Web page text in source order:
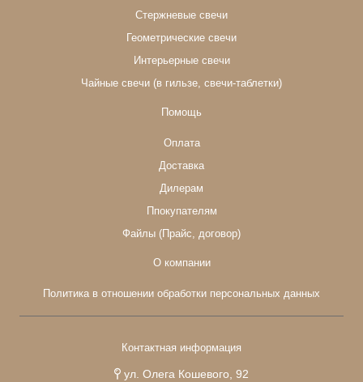
Стержневые свечи
Геометрические свечи
Интерьерные свечи
Чайные свечи (в гильзе, свечи-таблетки)
Помощь
Оплата
Доставка
Дилерам
Ппокупателям
Файлы (Прайс, договор)
О компании
Политика в отношении обработки персональных данных
Контактная информация
ул. Олега Кошевого, 92